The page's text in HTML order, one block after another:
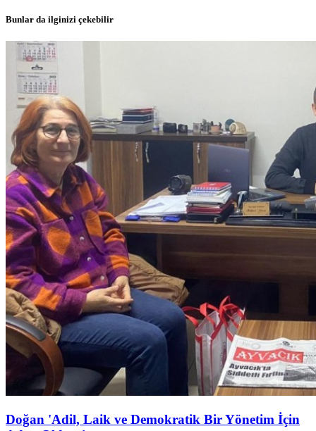
Bunlar da ilginizi çekebilir
Doğan 'Adil, Laik ve Demokratik Bir Yönetim İçin